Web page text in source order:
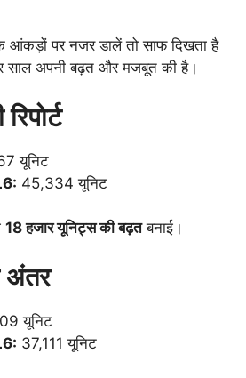
के आंकड़ों पर नजर डालें तो साफ दिखता है
अपनी बढ़त और मजबूत की है।
यूनिट
45,334 यूनिट
18 हजार यूनिट्स की बढ़तबनाई।
अंतर
यूनिट
37,111 यूनिट